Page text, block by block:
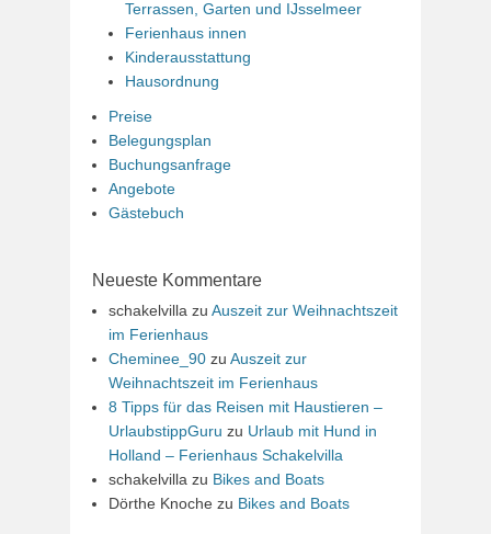
Terrassen, Garten und IJsselmeer
Ferienhaus innen
Kinderausstattung
Hausordnung
Preise
Belegungsplan
Buchungsanfrage
Angebote
Gästebuch
Neueste Kommentare
schakelvilla zu Auszeit zur Weihnachtszeit
im Ferienhaus
Cheminee_90 zu Auszeit zur
Weihnachtszeit im Ferienhaus
8 Tipps für das Reisen mit Haustieren –
UrlaubstippGuru zu Urlaub mit Hund in
Holland – Ferienhaus Schakelvilla
schakelvilla zu Bikes and Boats
Dörthe Knoche zu Bikes and Boats